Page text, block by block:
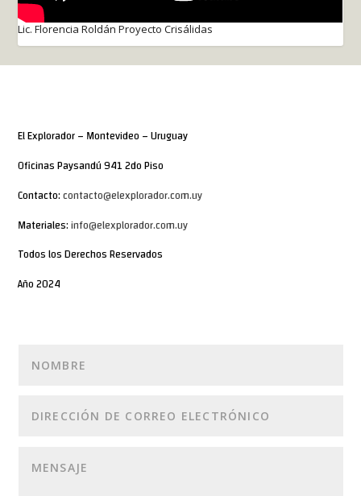
Lic. Florencia Roldán Proyecto Crisálidas
El Explorador – Montevideo – Uruguay
Oficinas Paysandú 941 2do Piso
Contacto:contacto@elexplorador.com.uy
Materiales:info@elexplorador.com.uy
Todos los Derechos Reservados
Año 2024